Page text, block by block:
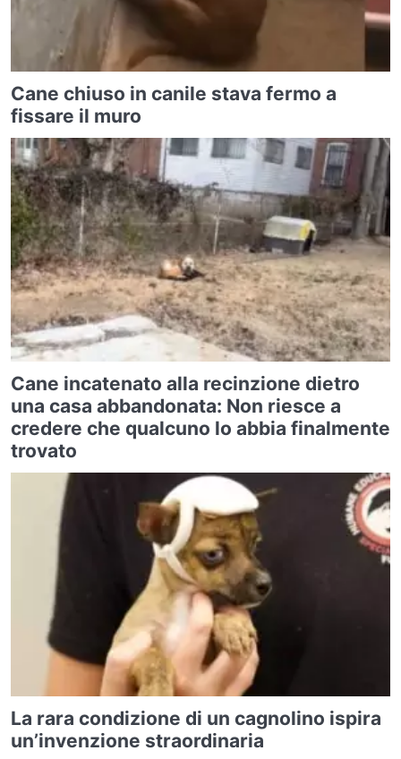
Cane chiuso in canile stava fermo a
fissare il muro
Cane incatenato alla recinzione dietro
una casa abbandonata: Non riesce a
credere che qualcuno lo abbia finalmente
trovato
La rara condizione di un cagnolino ispira
un’invenzione straordinaria